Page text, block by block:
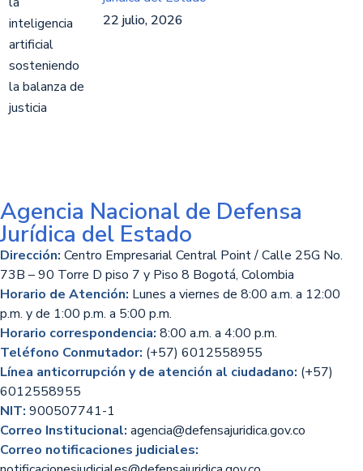
22 julio, 2026
Agencia Nacional de Defensa
Jurídica del Estado
Dirección: Centro Empresarial Central Point / Calle 25G No.
73B – 90 Torre D piso 7 y Piso 8 Bogotá, Colombia
Horario de Atención: Lunes a viernes de 8:00 a.m. a 12:00
p.m. y de 1:00 p.m. a 5:00 p.m.
Horario correspondencia: 8:00 a.m. a 4:00 p.m.
Teléfono Conmutador: (+57) 6012558955
Línea anticorrupción y de atención al ciudadano: (+57)
6012558955
NIT: 900507741-1
Correo Institucional: agencia@defensajuridica.gov.co
Correo notificaciones judiciales: